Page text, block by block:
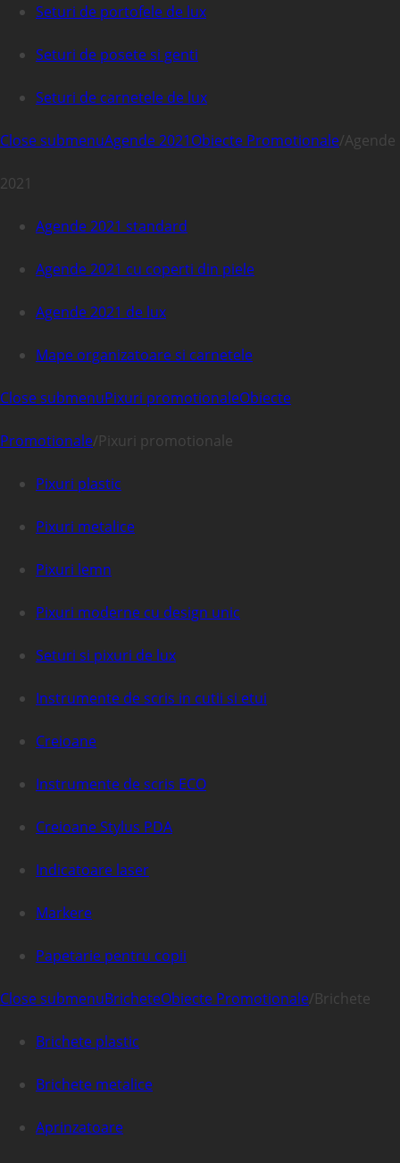
Seturi de portofele de lux
Seturi de posete si genti
Seturi de carnetele de lux
Close submenuAgende 2021Obiecte Promotionale/Agende
2021
Agende 2021 standard
Agende 2021 cu coperti din piele
Agende 2021 de lux
Mape organizatoare si carnetele
Close submenuPixuri promotionaleObiecte
Promotionale/Pixuri promotionale
Pixuri plastic
Pixuri metalice
Pixuri lemn
Pixuri moderne cu design unic
Seturi si pixuri de lux
Instrumente de scris in cutii si etui
Creioane
Instrumente de scris ECO
Creioane Stylus PDA
Indicatoare laser
Markere
Papetarie pentru copii
Close submenuBricheteObiecte Promotionale/Brichete
Brichete plastic
Brichete metalice
Aprinzatoare